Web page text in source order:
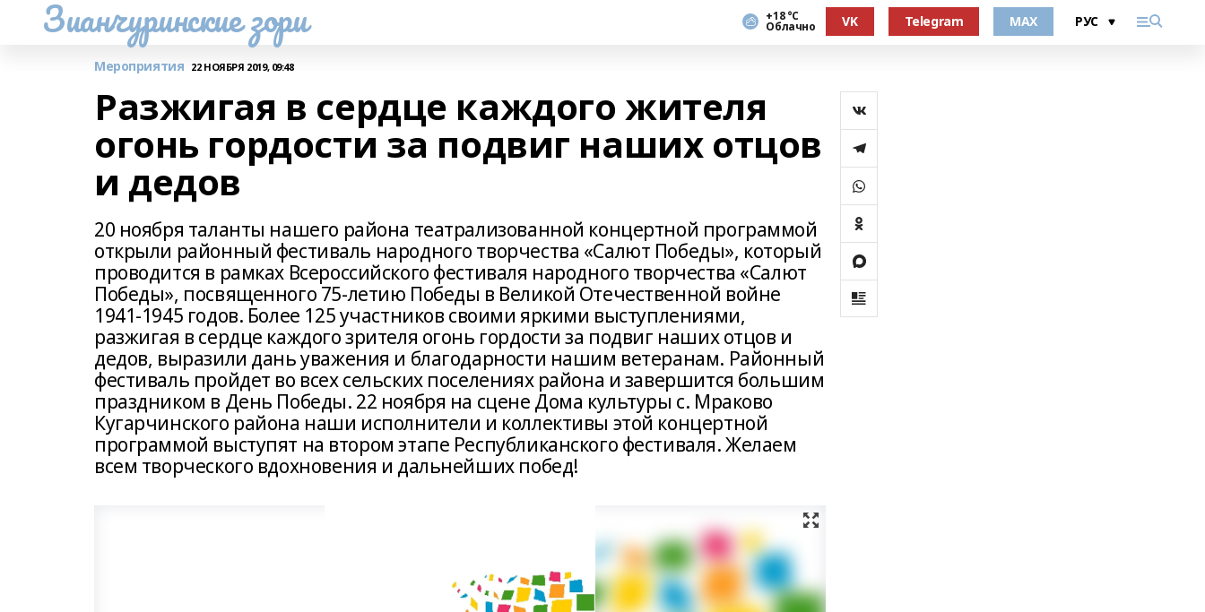
Зианчуринские зори +18 °С
Облачно VK Telegram MAX
Мероприятия 22 НОЯБРЯ 2019, 09:48
Разжигая в сердце каждого жителя
огонь гордости за подвиг наших отцов
и дедов
20 ноября таланты нашего района театрализованной концертной программой
открыли районный фестиваль народного творчества «Салют Победы», который
проводится в рамках Всероссийского фестиваля народного творчества «Салют
Победы», посвященного 75-летию Победы в Великой Отечественной войне
1941-1945 годов. Более 125 участников своими яркими выступлениями,
разжигая в сердце каждого зрителя огонь гордости за подвиг наших отцов и
дедов, выразили дань уважения и благодарности нашим ветеранам. Районный
фестиваль пройдет во всех сельских поселениях района и завершится большим
праздником в День Победы. 22 ноября на сцене Дома культуры с. Мраково
Кугарчинского района наши исполнители и коллективы этой концертной
программой выступят на втором этапе Республиканского фестиваля. Желаем
всем творческого вдохновения и дальнейших побед!